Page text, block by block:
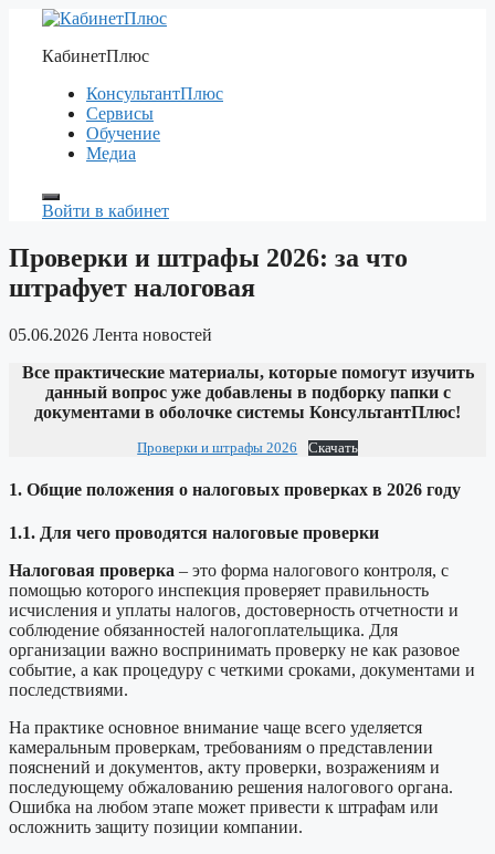
Перейти
содержимому
КабинетПлюс
КонсультантПлюс
Сервисы
Обучение
Медиа
Войти в кабинет
Проверки и штрафы 2026: за что
штрафует налоговая
05.06.2026 Лента новостей
Все практические материалы, которые помогут изучить
данный вопрос уже добавлены в подборку папки с
документами в оболочке системы КонсультантПлюс!
Проверки и штрафы 2026 Скачать
1. Общие положения о налоговых проверках в 2026 году
1.1. Для чего проводятся налоговые проверки
Налоговая проверка – это форма налогового контроля, с
помощью которого инспекция проверяет правильность
исчисления и уплаты налогов, достоверность отчетности и
соблюдение обязанностей налогоплательщика. Для
организации важно воспринимать проверку не как разовое
событие, а как процедуру с четкими сроками, документами и
последствиями.
На практике основное внимание чаще всего уделяется
камеральным проверкам, требованиям о представлении
пояснений и документов, акту проверки, возражениям и
последующему обжалованию решения налогового органа.
Ошибка на любом этапе может привести к штрафам или
осложнить защиту позиции компании.